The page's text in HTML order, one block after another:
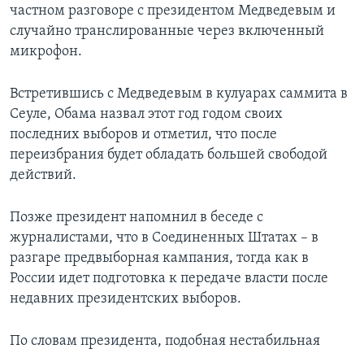
частном разговоре с президентом Медведевым и
случайно транслированные через включенный
микрофон.
Встретившись с Медведевым в кулуарах саммита в
Сеуле, Обама назвал этот год годом своих
последних выборов и отметил, что после
переизбрания будет обладать большей свободой
действий.
Позже президент напомнил в беседе с
журналистами, что в Соединенных Штатах – в
разгаре предвыборная кампания, тогда как в
России идет подготовка к передаче власти после
недавних президентских выборов.
По словам президента, подобная нестабильная